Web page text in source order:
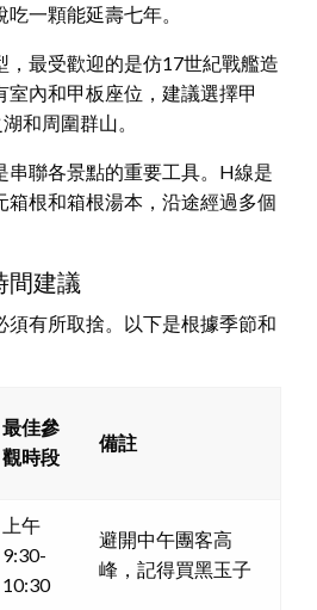
吃一顆能延壽七年。
，最受歡迎的是仿17世紀戰艦造
內和甲板座位，建議選擇甲
和周圍群山。
串聯各景點的重要工具。H線是
箱根和箱根湯本，沿途經過多個
間建議
須有所取捨。以下是根據季節和
最佳參
觀時段
備註
上午
9:30-
10:30
避開中午團客高
峰，記得買黑玉子